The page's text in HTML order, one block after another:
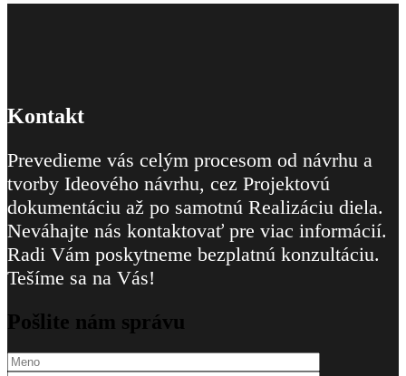
Kontakt
Prevedieme vás celým procesom od návrhu a
tvorby Ideového návrhu, cez Projektovú
dokumentáciu až po samotnú Realizáciu diela.
Neváhajte nás kontaktovať pre viac informácií.
Radi Vám poskytneme bezplatnú konzultáciu.
Tešíme sa na Vás!
Pošlite nám správu